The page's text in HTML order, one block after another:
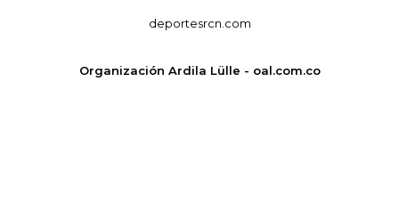
deportesrcn.com
Organización Ardila Lülle - oal.com.co